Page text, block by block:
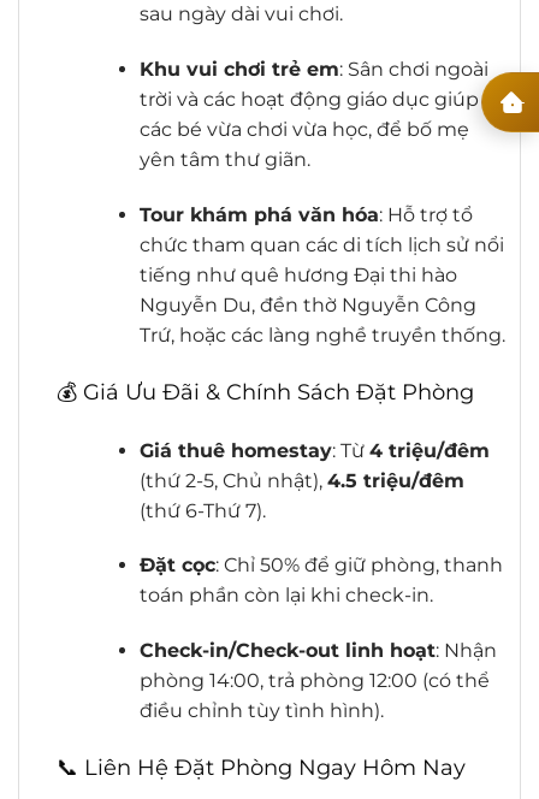
sau ngày dài vui chơi.
Khu vui chơi trẻ em: Sân chơi ngoài
trời và các hoạt động giáo dục giúp
các bé vừa chơi vừa học, để bố mẹ
yên tâm thư giãn.
Tour khám phá văn hóa: Hỗ trợ tổ
chức tham quan các di tích lịch sử nổi
tiếng như quê hương Đại thi hào
Nguyễn Du, đền thờ Nguyễn Công
Trứ, hoặc các làng nghề truyền thống.
💰 Giá Ưu Đãi & Chính Sách Đặt Phòng
Giá thuê homestay: Từ 4 triệu/đêm
(thứ 2-5, Chủ nhật), 4.5 triệu/đêm
(thứ 6-Thứ 7).
Đặt cọc: Chỉ 50% để giữ phòng, thanh
toán phần còn lại khi check-in.
Check-in/Check-out linh hoạt: Nhận
phòng 14:00, trả phòng 12:00 (có thể
điều chỉnh tùy tình hình).
📞 Liên Hệ Đặt Phòng Ngay Hôm Nay